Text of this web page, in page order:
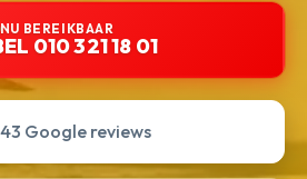
NU BEREIKBAAR
010 321 18 01
Google reviews